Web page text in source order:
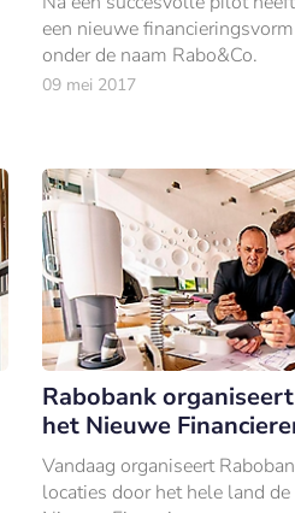
een nieuwe
onder de naam Rabo&Co.
09 mei 2017
Rabobank
het Nieuwe
Vandaag organiseert
locaties door het hele land